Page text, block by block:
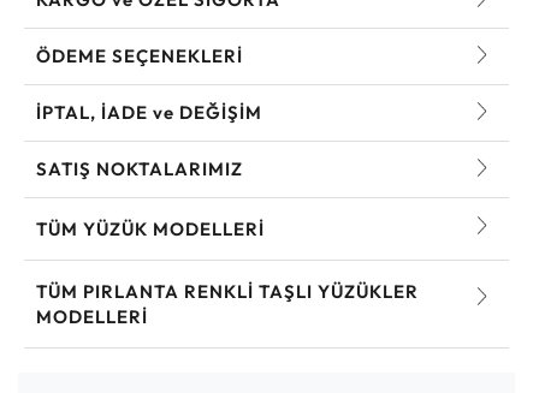
ÖDEME SEÇENEKLERİ
İPTAL, İADE ve DEĞİŞİM
SATIŞ NOKTALARIMIZ
TÜM YÜZÜK MODELLERI
TÜM PIRLANTA RENKLI TAŞLI YÜZÜKLER
MODELLERI